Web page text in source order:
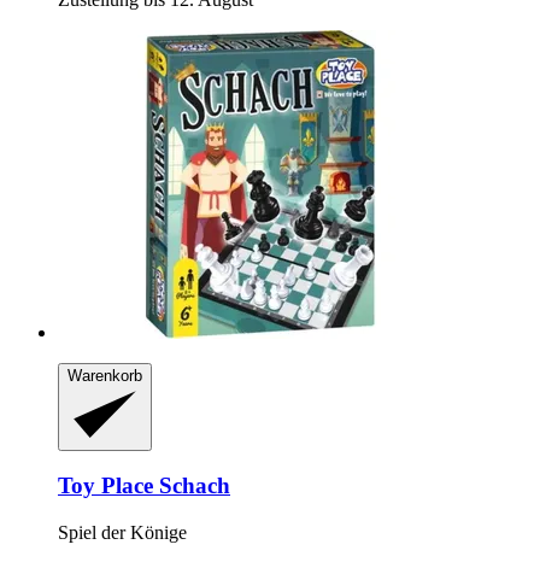
Warenkorb
Toy Place Schach
Spiel der Könige